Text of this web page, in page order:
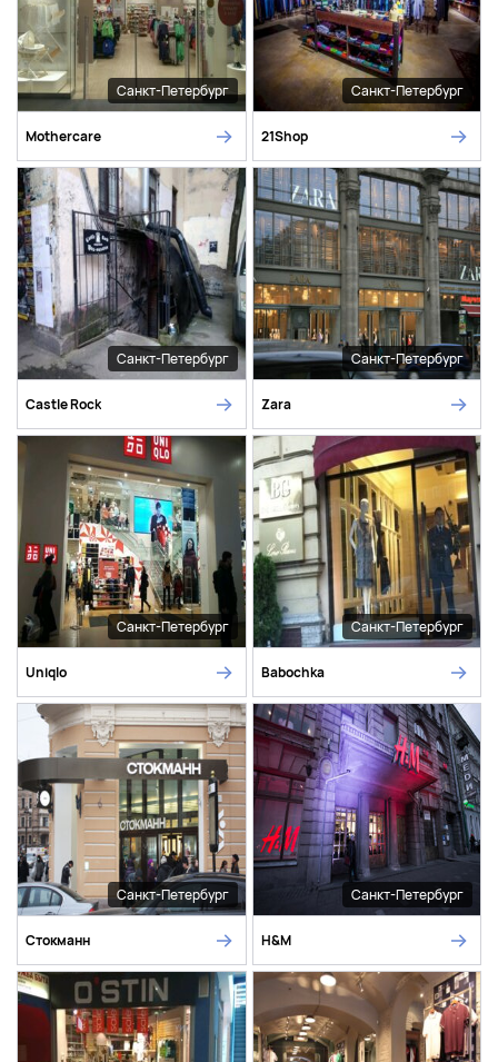
Санкт-Петербург
Mothercare
Санкт-Петербург
21Shop
Санкт-Петербург
Castle Rock
Санкт-Петербург
Zara
Санкт-Петербург
Uniqlo
Санкт-Петербург
Babochka
Санкт-Петербург
Стокманн
Санкт-Петербург
H&M